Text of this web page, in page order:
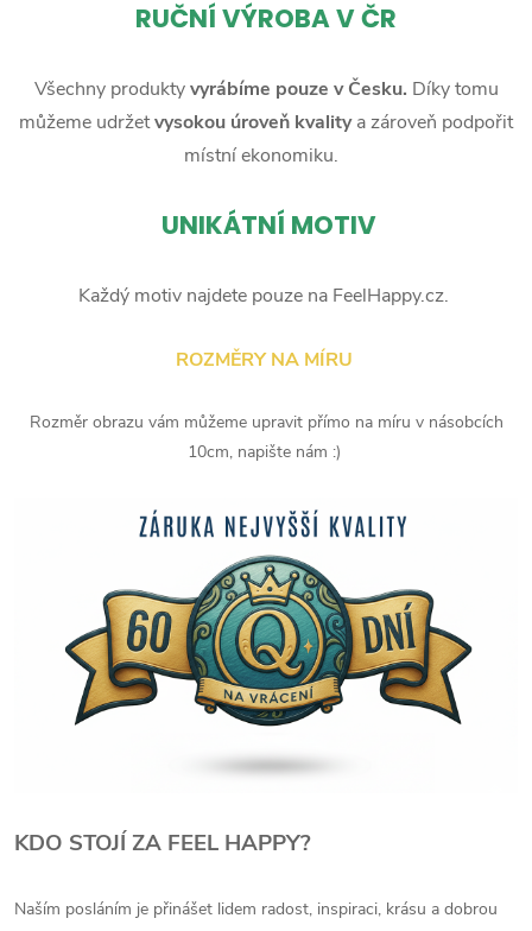
RUČNÍ VÝROBA V ČR
Všechny produktyvyrábíme pouze v Česku. Díky tomu
můžeme udržetvysokou úroveň kvalitya zároveň podpořit
místní ekonomiku.
UNIKÁTNÍ MOTIV
Každý motiv najdete pouze na FeelHappy.cz.
ROZMĚRY NA MÍRU
Rozměr obrazu vám můžeme upravit přímo na míru v násobcích
10cm, napište nám :)
KDO STOJÍ ZA FEEL HAPPY?
Naším posláním je přinášet lidem radost, inspiraci, krásu a dobrou